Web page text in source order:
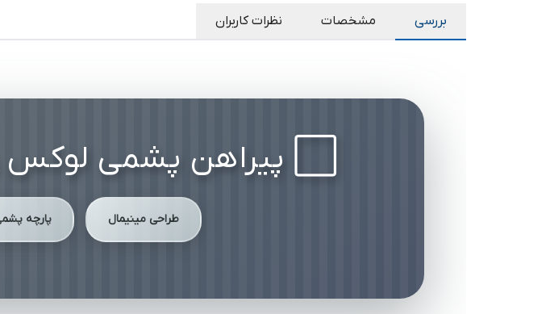
بررسی مشخصات نظرات کاربران
⬜ پیراهن پشمی لوکس
طراحی مینیمال پارچه